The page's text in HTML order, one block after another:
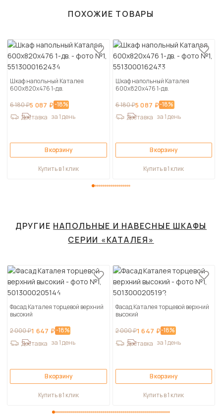
ПОХОЖИЕ ТОВАРЫ
Шкаф напольный Каталея
600х820х476 1-дв.
6 180 ₽5 087 ₽-18%
Доставка за 1 день
В корзину
Купить в 1 клик
Шкаф напольный Каталея
600х820х476 1-дв.
6 180 ₽5 087 ₽-18%
Доставка за 1 день
В корзину
Купить в 1 клик
ДРУГИЕ НАПОЛЬНЫЕ И НАВЕСНЫЕ ШКАФЫ
СЕРИИ «КАТАЛЕЯ»
Фасад Каталея торцевой верхний
высокий
2 000 ₽1 647 ₽-18%
Доставка за 1 день
В корзину
Купить в 1 клик
Фасад Каталея торцевой верхний
высокий
2 000 ₽1 647 ₽-18%
Доставка за 1 день
В корзину
Купить в 1 клик